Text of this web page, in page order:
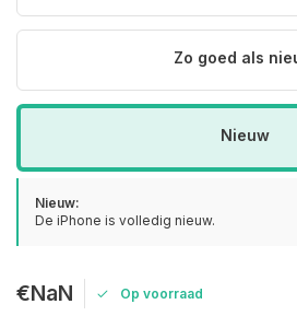
Zo goed als
Nieuw
Nieuw:
De iPhone is volledig nieuw.
€NaN Op voorraad